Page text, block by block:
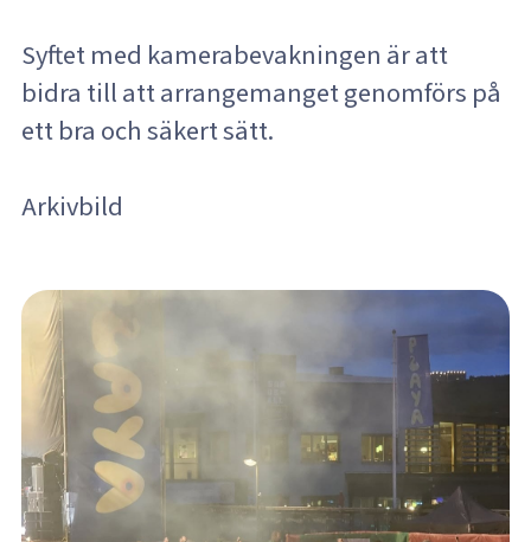
Syftet med kamerabevakningen är att
bidra till att arrangemanget genomförs på
ett bra och säkert sätt.
Arkivbild